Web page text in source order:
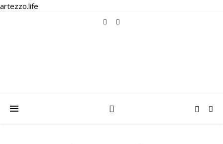
artezzo.life